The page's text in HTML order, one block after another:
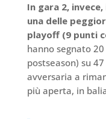
In gara 2,
una delle
playoff (9 punti
hanno segnato
postseason) su
avversaria a
più aperta, in